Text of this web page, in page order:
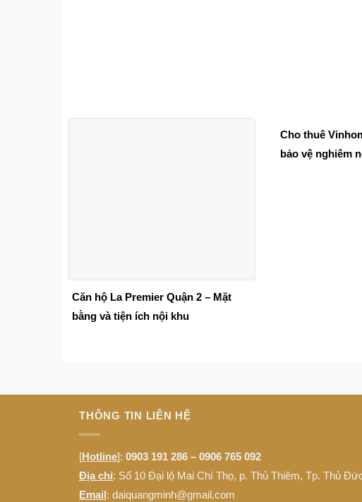
Căn hộ La Premier Quận 2 – Mặt
bằng và tiện ích nội khu
Cho thuê
bảo vệ nghiêm
THÔNG TIN LIÊN HỆ
[Hotline]: 0903 191 286 – 0906 765 092
Địa chỉ: Số 10 Đại lộ Mai Chí Thọ, p. Thủ Thiêm, Tp. Thủ
Email: daiquangminh@gmail.com